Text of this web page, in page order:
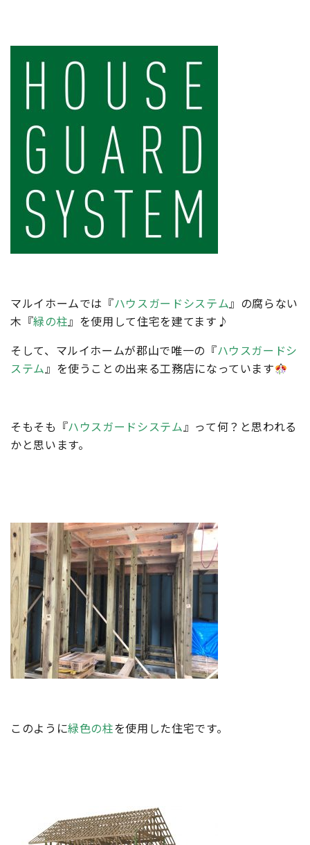
マルイホームでは『ハウスガードシステム』の腐らない
木『緑の柱』を使用して住宅を建てます♪
そして、マルイホームが郡山で唯一の『ハウスガードシ
ステム』を使うことの出来る工務店になっています
そもそも『ハウスガードシステム』って何？と思われる
かと思います。
このように緑色の柱を使用した住宅です。